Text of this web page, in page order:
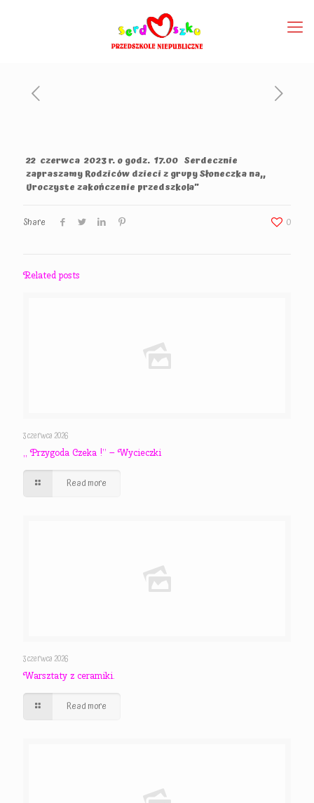
22 czerwca 2023 r. o godz. 17.00 Serdecznie
zapraszamy Rodziców dzieci z grupy Słoneczka na,,
Uroczyste zakończenie przedszkola”
Share 0
Related posts
3 czerwca 2026
,, Przygoda Czeka !” – Wycieczki
Read more
3 czerwca 2026
Warsztaty z ceramiki.
Read more